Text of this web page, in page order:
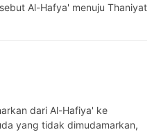
Al-Hafya' menuju Thaniyat
yang tidak dimudamarkan,